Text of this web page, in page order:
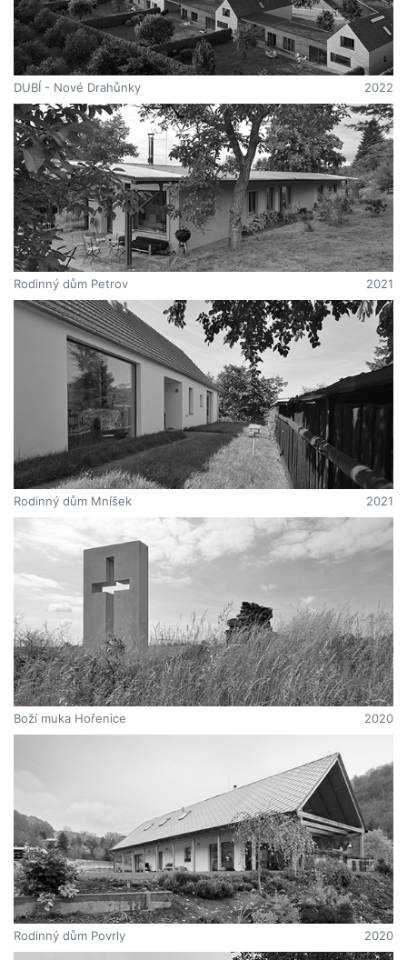
DUBÍ - Nové Drahůnky 2022
Rodinný dům Petrov 2021
Rodinný dům Mníšek 2021
Boží muka Hořenice 2020
Rodinný dům Povrly 2020